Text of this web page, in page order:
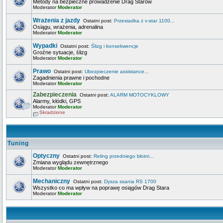
Metody na bezpieczne prowadzenie Drag Starów
ModeratorModerator
Wrażenia z jazdy Ostatni post: Przesiadka z v-star 1100...
Osiągu, wrażenia, adrenalina
ModeratorModerator
Wypadki Ostatni post: Ślizg i konsekwencje
Groźne sytuacje, ślizg
ModeratorModerator
Prawo Ostatni post: Ubezpieczenie assistance...
Zagadnienia prawne i pochodne
ModeratorModerator
Zabezpieczenia Ostatni post: ALARM MOTOCYKLOWY
Alarmy, kłódki, GPS
ModeratorModerator
Skradzione
Tuning
Optyczny Ostatni post: Reling przedniego błotni...
Zmiana wyglądu zewnętrznego
ModeratorModerator
Mechaniczny Ostatni post: Dysza ssania RS 1700
Wszystko co ma wpływ na poprawę osiągów Drag Stara
ModeratorModerator